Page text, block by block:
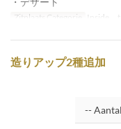
Zitplaats Categorie Inside
造りアップ2種追加